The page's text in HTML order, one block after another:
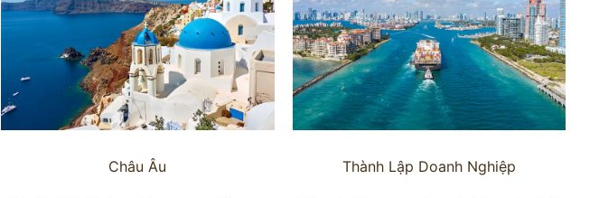
Châu Âu Thành Lập Doanh Nghiệp